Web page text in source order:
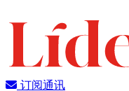
订阅通讯